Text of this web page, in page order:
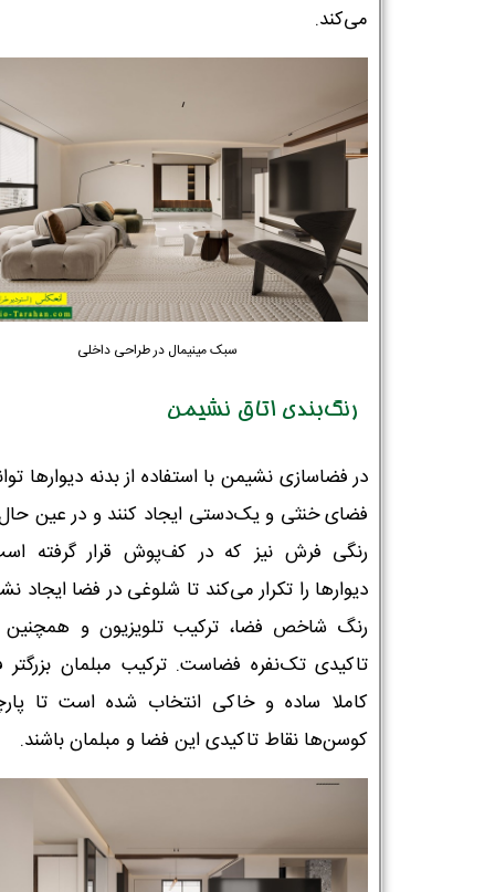
می‌کند.
سبک مینیمال در طراحی داخلی
رنگ‌بندی اتاق نشیمن
در فضاسازی نشیمن با استفاده از بدنه دیوارها
فضای خنثی و یک‌دستی ایجاد کنند و در عین
رنگی فرش نیز که در کف‌پوش قرار گرفته
دیوارها را تکرار می‌کند تا شلوغی در فضا ایجاد
رنگ شاخص فضا، ترکیب تلویزیون و همچنین
تاکیدی تک‌نفره فضاست. ترکیب مبلمان بزرگتر
کاملا ساده و خاکی انتخاب شده است تا
کوسن‌ها نقاط تاکیدی این فضا و مبلمان باشند.